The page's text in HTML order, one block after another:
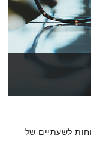
לשעתיים של